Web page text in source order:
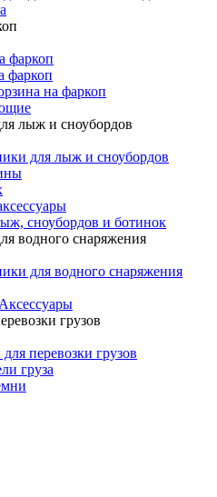
фаркоп
фаркоп
на фаркоп
лыж и сноубордов
для лыж и сноубордов
сноубордов и ботинок
водного снаряжения
для водного снаряжения
грузов
перевозки грузов
груза